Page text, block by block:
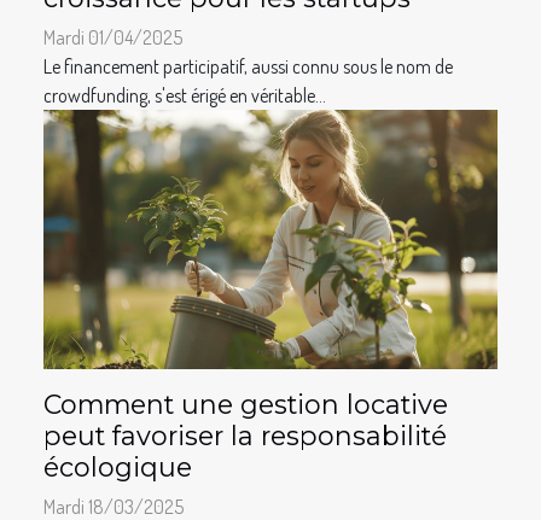
Mardi 01/04/2025
Le financement participatif, aussi connu sous le nom de
crowdfunding, s'est érigé en véritable...
Comment une gestion locative
peut favoriser la responsabilité
écologique
Mardi 18/03/2025